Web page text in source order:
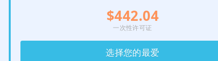
$442.04
一次性许可证
选择您的最爱